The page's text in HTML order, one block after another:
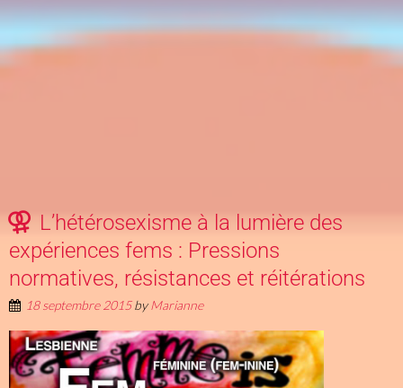
L’hétérosexisme à la lumière des
expériences fems : Pressions
normatives, résistances et réitérations
18 septembre 2015byMarianne